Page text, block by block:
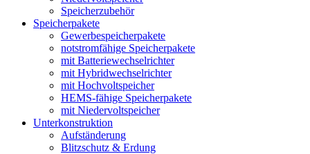
Speicherzubehör
Speicherpakete
Gewerbespeicherpakete
notstromfähige Speicherpakete
mit Batteriewechselrichter
mit Hybridwechselrichter
mit Hochvoltspeicher
HEMS-fähige Speicherpakete
mit Niedervoltspeicher
Unterkonstruktion
Aufständerung
Blitzschutz & Erdung